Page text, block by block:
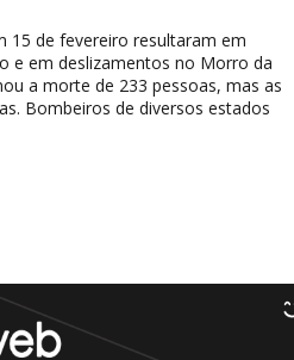
15 de fevereiro resultaram em
e em deslizamentos no Morro da
a morte de 233 pessoas, mas as
Bombeiros de diversos estados